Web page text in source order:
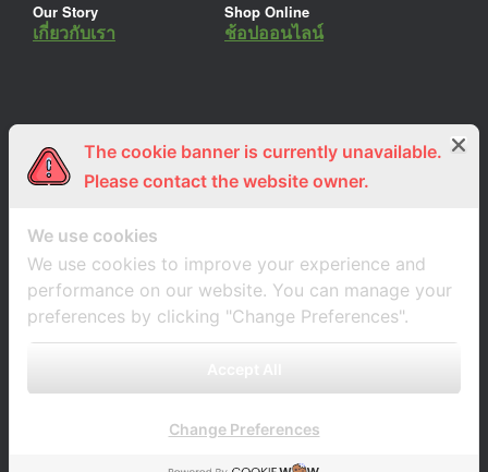
Our Story
เกี่ยวกับเรา
Shop Online
ช้อปออนไลน์
ร่วมงานกับเรา
สมัครงาน
Lemon Farm Cafe
ร้านอาหารอินทรีย์
The cookie banner is currently unavailable.
Please contact the website owner.
We use cookies
We use cookies to improve your experience and
performance on our website. You can manage your
preferences by clicking "Change Preferences".
Change Preferences